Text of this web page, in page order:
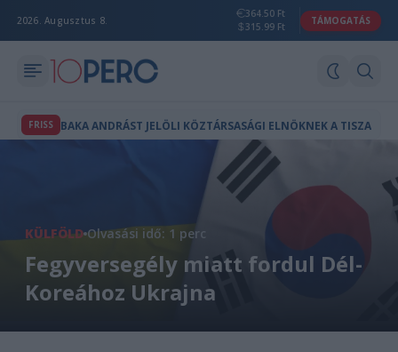
2026. Augusztus 8.
364.50 Ft
315.99 Ft
TÁMOGATÁS
FRISS BAKA ANDRÁST JELÖLI KÖZTÁRSASÁGI ELNÖKNEK A TISZA
KÜLFÖLD Olvasási idő: 1 perc
Fegyversegély miatt fordul Dél-
Koreához Ukrajna